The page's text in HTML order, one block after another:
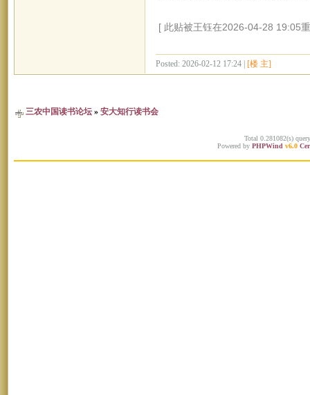
[ 此贴被王钰在2026-04-28 19:05
Posted: 2026-02-12 17:24 | [楼 主]
三农中国读书论坛 » 安大知行读书会
Total 0.281082(s)
Powered by PHPWind v6.0